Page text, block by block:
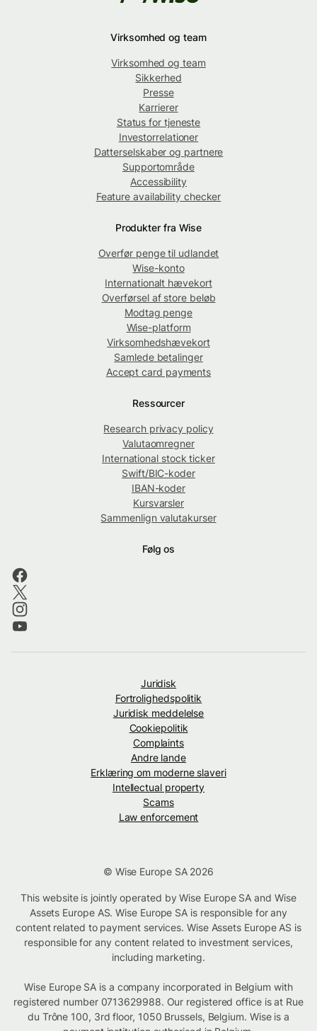
Virksomhed og team
Virksomhed og team
Sikkerhed
Presse
Karrierer
Status for tjeneste
Investorrelationer
Datterselskaber og partnere
Supportområde
Accessibility
Feature availability checker
Produkter fra Wise
Overfør penge til udlandet
Wise-konto
Internationalt hævekort
Overførsel af store beløb
Modtag penge
Wise-platform
Virksomhedshævekort
Samlede betalinger
Accept card payments
Ressourcer
Research privacy policy
Valutaomregner
International stock ticker
Swift/BIC-koder
IBAN-koder
Kursvarsler
Sammenlign valutakurser
Følg os
Juridisk
Fortrolighedspolitik
Juridisk meddelelse
Cookiepolitik
Complaints
Andre lande
Erklæring om moderne slaveri
Intellectual property
Scams
Law enforcement
© Wise Europe SA 2026
This website is jointly operated by Wise Europe SA and Wise
Assets Europe AS. Wise Europe SA is responsible for any
content related to payment services. Wise Assets Europe AS is
responsible for any content related to investment services,
including marketing.
Wise Europe SA is a company incorporated in Belgium with
registered number 0713629988. Our registered office is at Rue
du Trône 100, 3rd floor, 1050 Brussels, Belgium. Wise is a